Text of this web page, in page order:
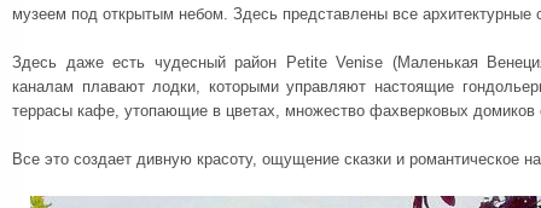
музеем под открытым небом. Здесь представлены все архитектурные
Здесь даже есть чудесный район Petite Venise (Маленькая
каналам плавают лодки, которыми управляют настоящие
террасы кафе, утопающие в цветах, множество фахверковых
Все это создает дивную красоту, ощущение сказки и романтическое